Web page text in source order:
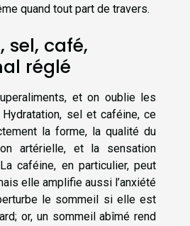
quand tout part de travers.
sel, café,
réglé
et on oublie les
sel et caféine, ce
la forme, la qualité du
artérielle, et la sensation
caféine, en particulier, peut
elle amplifie aussi l’anxiété
le sommeil si elle est
or, un sommeil abîmé rend